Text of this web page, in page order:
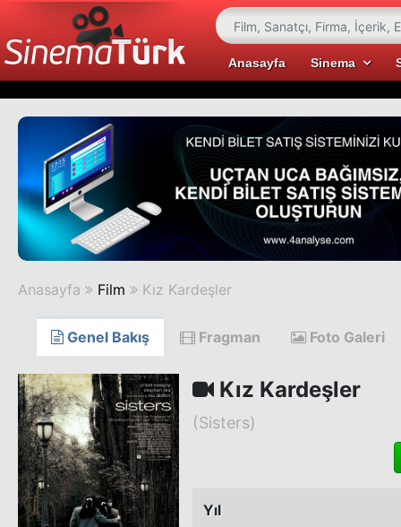
Anasayfa Sinema
Anasayfa Film Kız Kardeşler
Genel Bakış Fragman Foto Galeri
Kız Kardeşler
(Sisters)
Yıl